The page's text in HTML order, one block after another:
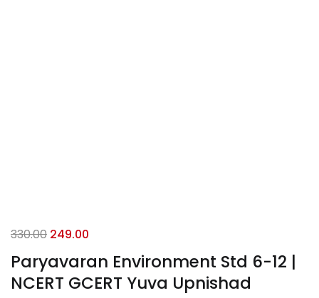
Paryavaran Environment Std 6-12 |
NCERT GCERT Yuva Upnishad
330.00 Original
was:
₹330.00.
249.00
price
is:
₹249.00.